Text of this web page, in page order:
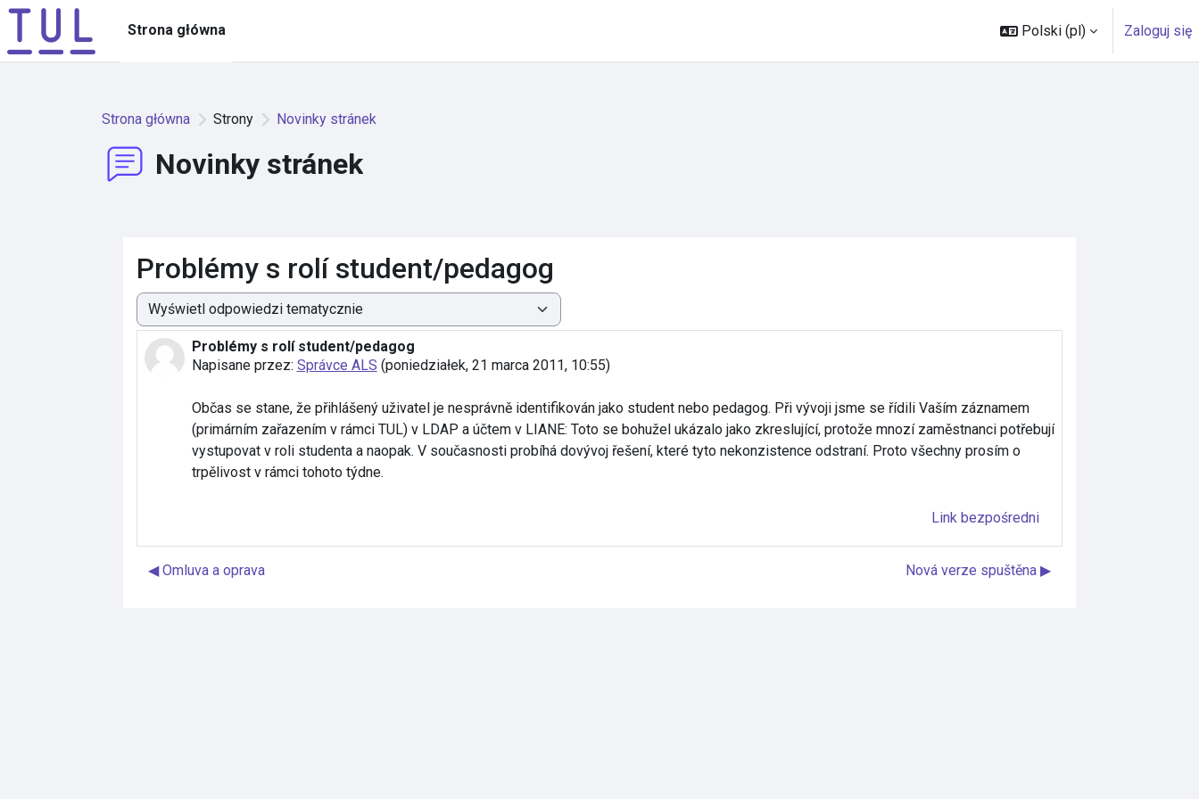
Przejdź do głównej zawartości
Strona główna
Polski ‎(pl)‎ Zaloguj się
Strona główna Strony Novinky stránek
Novinky stránek
Problémy s rolí student/pedagog
Sposób wyświetlania
Problémy s rolí student/pedagog
Napisane przez: Správce ALS (poniedziałek, 21 marca 2011, 10:55)
Liczba odpowiedzi: 0
Občas se stane, že přihlášený uživatel je nesprávně identifikován jako student nebo pedagog. Při vývoji jsme se řídili Vaším záznamem
(primárním zařazením v rámci TUL) v LDAP a účtem v LIANE: Toto se bohužel ukázalo jako zkreslující, protože mnozí zaměstnanci potřebují
vystupovat v roli studenta a naopak. V současnosti probíhá dovývoj řešení, které tyto nekonzistence odstraní. Proto všechny prosím o
trpělivost v rámci tohoto týdne.
Link bezpośredni
◀︎ Omluva a oprava Nová verze spuštěna ▶︎